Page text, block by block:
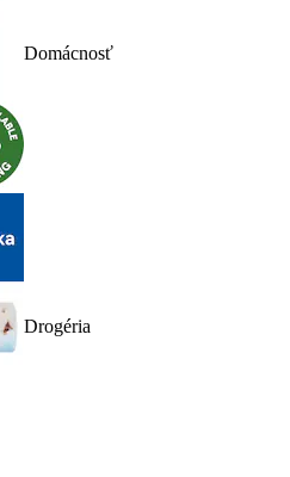
Domácnosť
Drogéria